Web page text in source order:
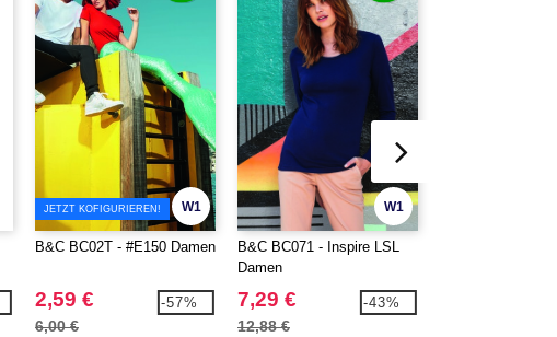
W1
JETZT KOFIGURIEREN!
B&C BC02T - #E150 Damen
2,59 €
6,00 €
-57%
W1
B&C BC071 - Inspire LSL
Damen
7,29 €
12,88 €
-43%